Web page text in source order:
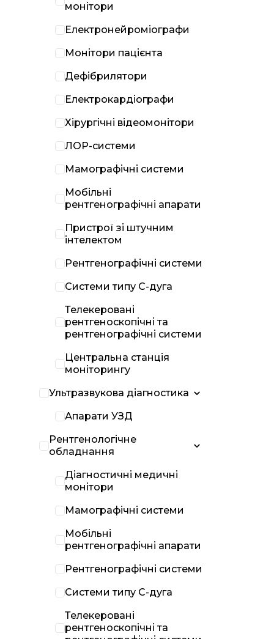
монітори
Електронейроміографи
Монітори пацієнта
Дефібрилятори
Електрокардіографи
Хірургічні відеомонітори
ЛОР-системи
Мамографічні системи
Мобільні
рентгенографічні апарати
Пристрої зі штучним
інтелектом
Рентгенографічні системи
Системи типу С-дуга
Телекеровані
рентгеноскопічні та
рентгенографічні системи
Центральна станція
моніторингу
Ультразвукова діагностика
Апарати УЗД
Рентгенологічне
обладнання
Діагностичні медичні
монітори
Мамографічні системи
Мобільні
рентгенографічні апарати
Рентгенографічні системи
Системи типу С-дуга
Телекеровані
рентгеноскопічні та